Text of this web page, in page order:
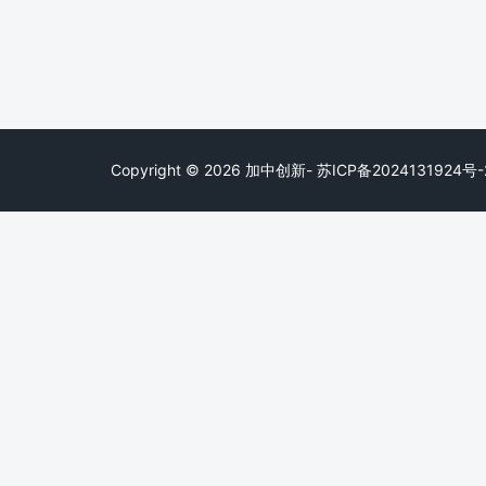
Copyright © 2026 加中创新- 苏ICP备2024131924号